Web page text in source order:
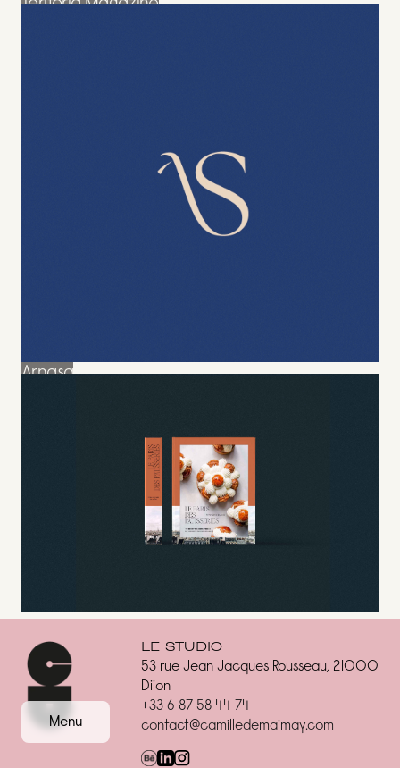
Teritoria Magazine
Arnasa
Le Paris de la Patisserie
Le Paris de la
Patisserie
LE STUDIO
53 rue Jean Jacques Rousseau, 21000
Dijon
+33 6 87 58 44 74
contact@camilledemaimay.com
Accueil
Menu